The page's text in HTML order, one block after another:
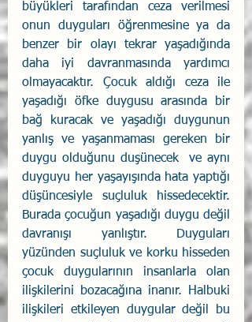
büyükleri tarafından ceza verilmesi
onun duyguları öğrenmesine ya da
benzer bir olayı tekrar yaşadığında
daha iyi davranmasında yardımcı
olmayacaktır. Çocuk aldığı ceza ile
yaşadığı öfke duygusu arasında bir
bağ kuracak ve yaşadığı duygunun
yanlış ve yaşanmaması gereken bir
duygu olduğunu duşünecek  ve aynı
duyguyu her yaşayışında hata yaptığı
düşüncesiyle suçluluk hissedecektir.
Burada çocuğun yaşadığı duygu değil
davranışı yanlıştır. Duyguları
yüzünden suçluluk ve korku hisseden
çocuk duygularının insanlarla olan
ilişkilerini bozacağına inanır. Halbuki
ilişkileri etkileyen duygular değil bu